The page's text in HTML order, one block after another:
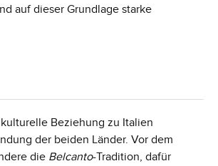
auf dieser Grundlage starke
Beziehung zu Italien
der beiden Länder. Vor dem
die Belcanto-Tradition, dafür